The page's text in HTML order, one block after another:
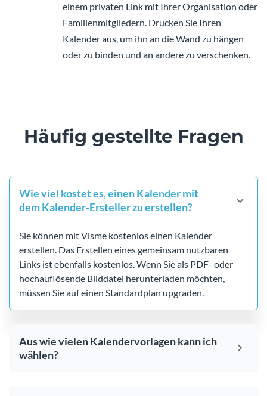
einem privaten Link mit Ihrer Organisation oder
Familienmitgliedern. Drucken Sie Ihren
Kalender aus, um ihn an die Wand zu hängen
oder zu binden und an andere zu verschenken.
Häufig gestellte Fragen
Wie viel kostet es, einen Kalender mit
dem Kalender-Ersteller zu erstellen?
Sie können mit Visme kostenlos einen Kalender
erstellen. Das Erstellen eines gemeinsam nutzbaren
Links ist ebenfalls kostenlos. Wenn Sie als PDF- oder
hochauflösende Bilddatei herunterladen möchten,
müssen Sie auf einen Standardplan upgraden.
Aus wie vielen Kalendervorlagen kann ich
wählen?